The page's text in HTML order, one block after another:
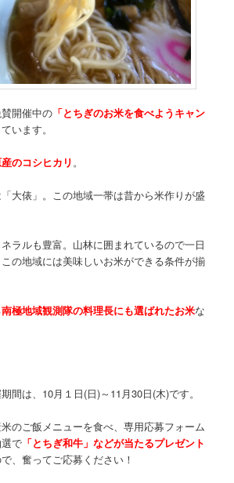
開催中の 「とちぎのお米を食べようキャン
います。
のコシヒカリ。
「大俵」。この地域一帯は昔から米作りが盛
ラルも豊富。山林に囲まれているので一日
の地域には美味しいお米ができる条件が揃
南極地域観測隊の料理長にも選ばれたお米な
間は、10月１日(日)～11月30日(木)です。
のご飯メニューを食べ、専用応募フォーム
で 「とちぎ和牛」などが当たるプレゼント
、奮ってご応募ください！